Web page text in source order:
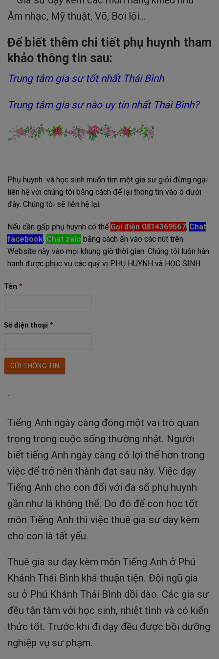
Âm nhạc, Mỹ thuật, Võ, Bơi lội…
Để biết thêm chi tiết phụ huynh tham
khảo thông tin sau:
Trung tâm gia sư tốt nhất Thái Bình
Trung tâm gia sư nào uy tín nhất Thái Bình?
Phụ huynh và học sinh muốn tìm một gia sư giỏi đừng ngại
liên hệ với chúng tôi bằng cách để lại thông tin vào ô dưới
đây. Chúng tôi sẽ liên hệ lại.
Nếu cần gấp phụ huynh có thể Gọi điện 0814369567, Chat
facebook, Chat zalo bằng cách ấn vào các nút trên
Website này vào mọi khung giờ thời gian. Chúng tôi luôn hân
hạnh được phục vụ các quý vị PHỤ HUYNH và HỌC SINH.
Tên *
Số điện thoại *
`
Tiếng Anh ngày càng đóng một vai trò quan
trọng trong cuộc sống thường nhật. Người
biết tiếng Anh ngày càng có lợi thế hơn trong
việc để trở nên thành đạt sau này. Việc dạy
Tiếng Anh cho con đối với đa số phụ huynh
gần như là không thể. Do đó để con học tốt
môn Tiếng Anh thì việc thuê gia sư dạy kèm
cho con là tất yếu.
Thuê gia sư dạy kèm môn Tiếng Anh ở Phú
Khánh Thái Bình khá thuận tiện. Đội ngũ gia
sư ở Phú Khánh Thái Bình dồi dào. Các gia sư
đều tận tâm với học sinh, nhiệt tình và có kiến
thức tốt. Trước khi đi dạy đều được bồi dưỡng
nghiệp vụ sư phạm.